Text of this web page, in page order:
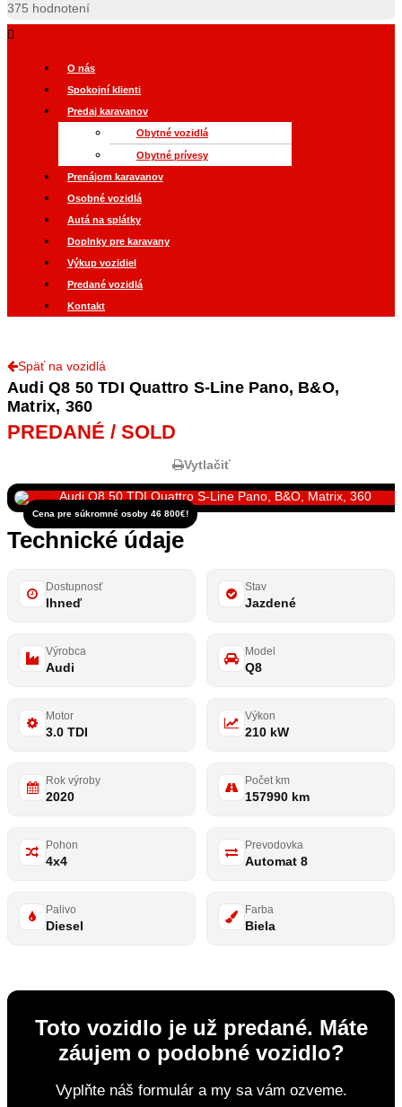
375 hodnotení
O nás
Spokojní klienti
Predaj karavanov
Obytné vozidlá
Obytné prívesy
Prenájom karavanov
Osobné vozidlá
Autá na splátky
Doplnky pre karavany
Výkup vozidiel
Predané vozidlá
Kontakt
Späť na vozidlá
Audi Q8 50 TDI Quattro S-Line Pano, B&O,
Matrix, 360
PREDANÉ / SOLD
Vytlačiť
Cena pre súkromné osoby 46 800€!
Technické údaje
Dostupnosť
Ihneď
Stav
Jazdené
Výrobca
Audi
Model
Q8
Motor
3.0 TDI
Výkon
210 kW
Rok výroby
2020
Počet km
157990 km
Pohon
4x4
Prevodovka
Automat 8
Palivo
Diesel
Farba
Biela
Toto vozidlo je už predané. Máte
záujem o podobné vozidlo?
Vyplňte náš formulár a my sa vám ozveme.